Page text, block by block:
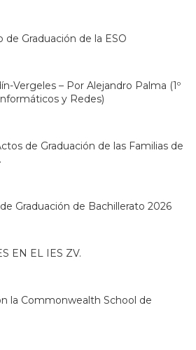
Graduación de la ESO
Vergeles – Por Alejandro Palma (1º
y Redes)
de Graduación de las Familias de
Graduación de Bachillerato 2026
EN EL IES ZV.
la Commonwealth School de